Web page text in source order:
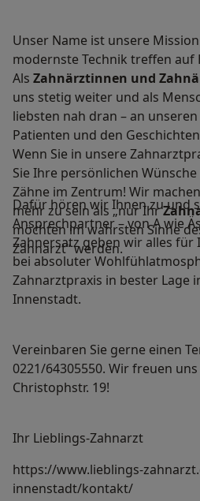
Unser Name ist unsere
modernste Technik treffen auf
Als Zahnärztinnen und
uns stetig weiter und als
liebsten nah dran – an
Patienten und den
Wenn Sie in unsere
Sie Ihre persönlichen
Zähne im Zentrum! Wir
mehr zu sein als „nur Ihr
möchten im wahrsten Sinne
Zahnarzt“ werden.
Dafür hören wir Ihnen zu und
Ansprechpartner – von A wie
Zahnersatz geben wir alles für
bei absoluter
Zahnarztpraxis in bester Lage
Innenstadt.
Vereinbaren Sie gerne einen
0221/64305550. Wir freuen
Christophstr. 19!
Ihr Lieblings-Zahnarzt
https://www.lieblings-
innenstadt/kontakt/